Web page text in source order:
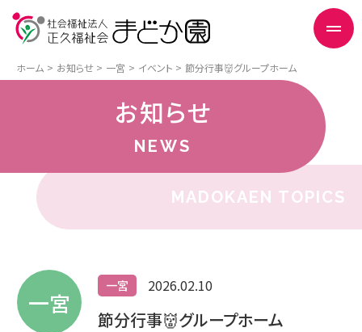
ホーム お知らせ 一宮 イベント 節分行事👹グループホーム
お知らせ
NEWS
MADOKAEN TOPICS
一宮
一宮 2026.02.10
節分行事👹グループホーム